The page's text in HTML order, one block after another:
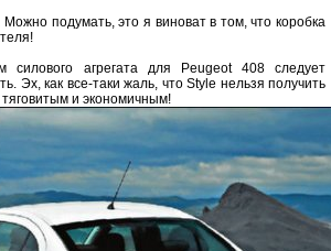
подумать, это я виноват в том, что коробка
агрегата для Peugeot 408 следует
Эх, как все-таки жаль, что Style нельзя получить
и экономичным!